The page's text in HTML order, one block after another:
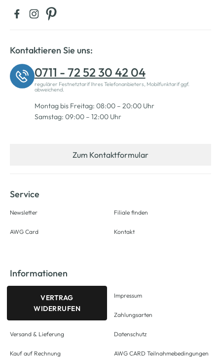
Kontaktieren Sie uns:
0711 - 72 52 30 42 04
regulärer Festnetztarif Ihres Telefonanbieters, Mobilfunktarif ggf.
abweichend.
Montag bis Freitag: 08:00 – 20:00 Uhr
Samstag: 09:00 – 12:00 Uhr
Zum Kontaktformular
Service
Newsletter
AWG Card
Filiale finden
Kontakt
Informationen
VERTRAG
WIDERRUFEN
Versand & Lieferung
Kauf auf Rechnung
Impressum
Zahlungsarten
Datenschutz
AWG CARD Teilnahmebedingungen